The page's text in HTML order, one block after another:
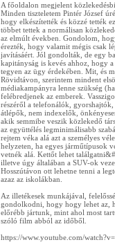
A főoldalon megjelent
Minden tiszteletem Pintér József
hogy elkészítették és közzé tették
többet tettek a normálisan
az elmúlt években. Gondolom,
érezték, hogy valamit mégis csak
javításáért. Jól gondolták, de egy
kapitányság is kevés ahhoz, hogy
tegyen az ügy érdekében. Mit, és
Rövidtávon, szerintem mindent
médiakampányra lenne szükség
felébredjenek az emberek.
részéről a telefonálók,
átlépők, nem indexelők,
akik semmibe veszik közlekedő
az együttélés legminimálisabb
rejtem véka alá azt a személyes
helyzeten, ha egyes járműtípusok
vetnék alá. Kettőt lehet
illetve úgy általában a SUV-ok
Hosszútávon ott lehetne tenni a
azaz az iskolákban.
Az illetékesek munkájával,
gondolkodni, hogy hogy lehet az,
előrébb jártunk, mint ahol most
szóló film abból az időből.
https://www.youtube.com/